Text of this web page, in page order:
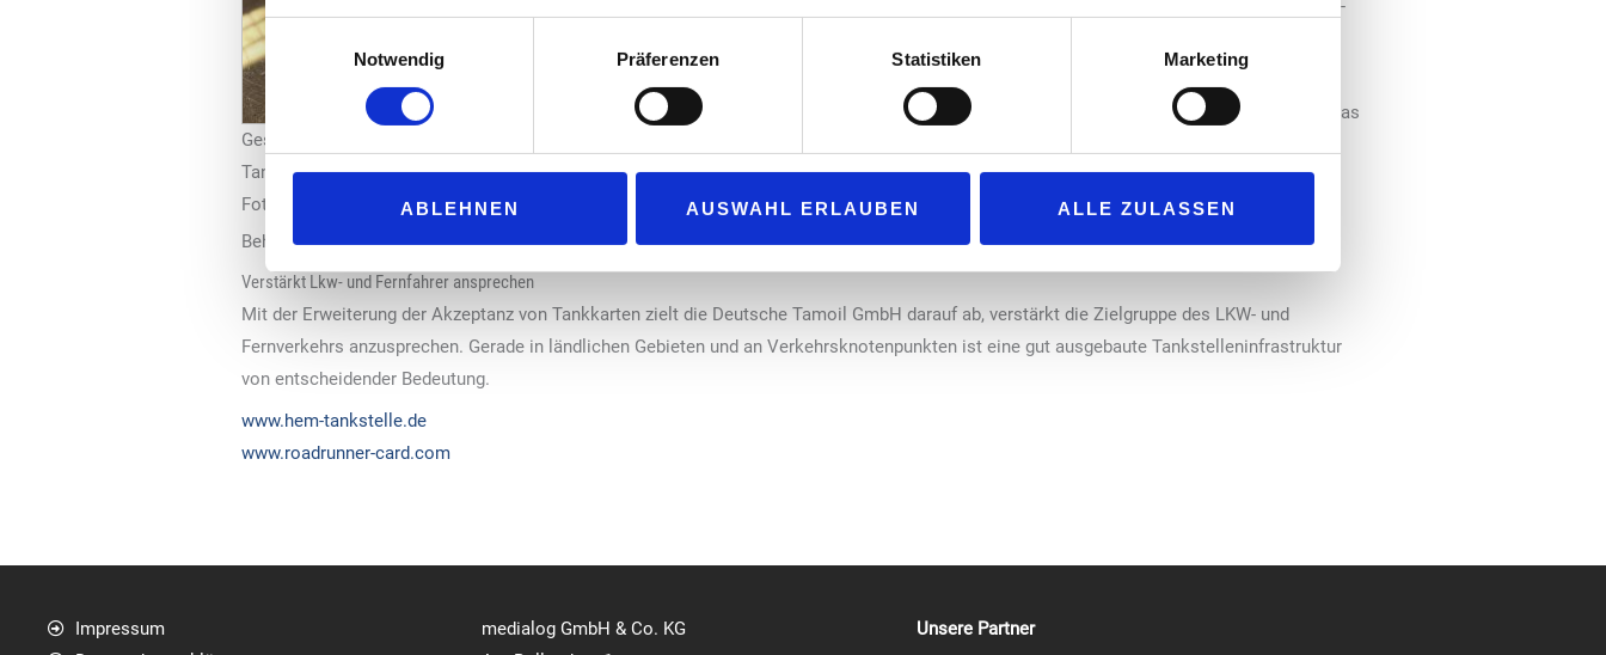
Einwilligungsauswahl
Notwendig
Präferenzen Statistiken Marketing
ABLEHNEN AUSWAHL ERLAUBEN ALLE ZULASSEN
Gesamtes HEM-Tankstellennetz akzeptiert Roadrunner
Tank- und Servicekarte.
Foto: Deutsche Tamoil GmbH
immer qualitativ hochwertige Tankstellen an guten Verkehrslagen als Tank-
Roadrunner-Tankkarte, nun bauen wir diese erfolgreiche Partnerschaft für das
Roadrunner und sind davon überzeugt, dass die gemeinsamen Kunden das
Angebot an unseren HEM-Tankstellen schätzen werden“, erklärt Oliver
Behrens, Leiter Zahlungssysteme und Mobilitätstechnologien bei Deutsche Tamoil GmbH.
Verstärkt Lkw- und Fernfahrer ansprechen
Mit der Erweiterung der Akzeptanz von Tankkarten zielt die Deutsche Tamoil GmbH darauf ab, verstärkt die Zielgruppe des LKW- und
Fernverkehrs anzusprechen. Gerade in ländlichen Gebieten und an Verkehrsknotenpunkten ist eine gut ausgebaute Tankstelleninfrastruktur
von entscheidender Bedeutung.
www.hem-tankstelle.de
www.roadrunner-card.com
Impressum
medialog GmbH & Co. KG
Unsere Partner